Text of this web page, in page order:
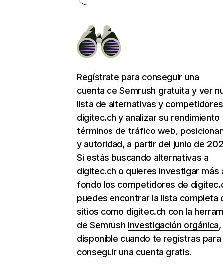
Regístrate para conseguir una
cuenta de Semrush gratuita y ver
lista de alternativas y
digitec.ch y analizar su rendimiento
términos de tráfico web,
y autoridad, a partir del junio de
Si estás buscando alternativas a
digitec.ch o quieres investigar más
fondo los competidores de
puedes encontrar la lista completa
sitios como digitec.ch con la
de Semrush Investigación orgánica,
disponible cuando te registras para
conseguir una cuenta gratis.